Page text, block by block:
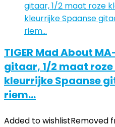
TIGER Mad About
gitaar, 1/2 maat
kleurrijke Spaanse
riem…
Added to wishlistRemoved